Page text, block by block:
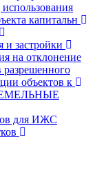
капитальн
и застройки
на отклонение
разрешенного
объектов к
для ИЖС